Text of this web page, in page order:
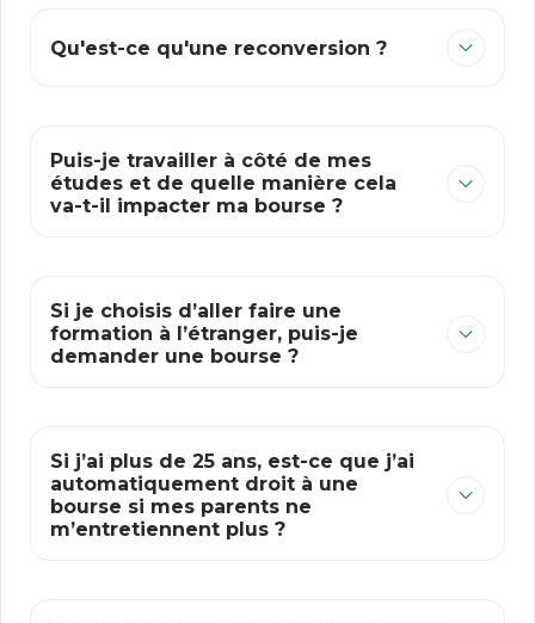
Qu'est-ce qu'une reconversion ?
Puis-je travailler à côté de mes
études et de quelle manière cela
va-t-il impacter ma bourse ?
Si je choisis d’aller faire une
formation à l’étranger, puis-je
demander une bourse ?
Si j’ai plus de 25 ans, est-ce que j’ai
automatiquement droit à une
bourse si mes parents ne
m’entretiennent plus ?